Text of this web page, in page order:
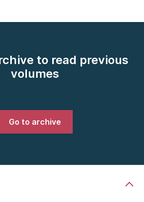
to read previous
volumes
Go to archive